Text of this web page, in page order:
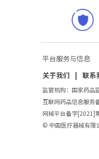
平台服务与信息
关于我们
联系
监管机构：国家药品
互联网药品信息服务
网械平台备字[2021]
© 中国医疗器械有限